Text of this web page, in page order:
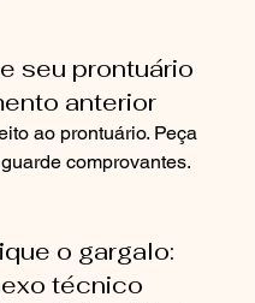
seu prontuário
anterior
ao prontuário. Peça
comprovantes.
o gargalo:
técnico